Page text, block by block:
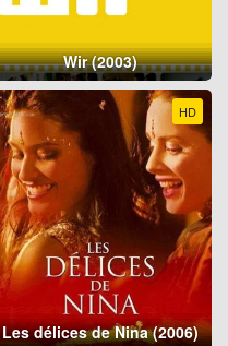
Wir (2003)
HD
Les délices de Nina (2006)